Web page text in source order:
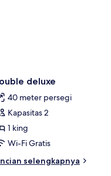
deluxe
40 meter persegi
Kapasitas 2
1 king
Wi-Fi Gratis
selengkapnya